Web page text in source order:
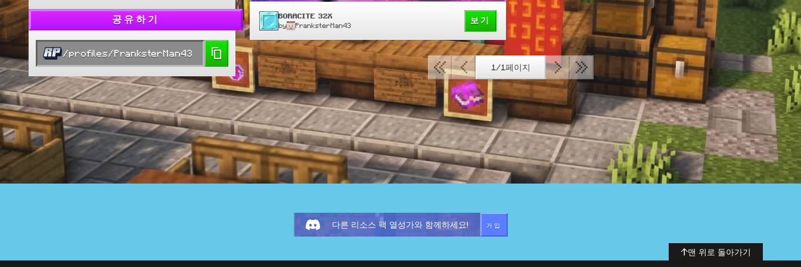
공유하기
/profiles/PranksterMan43
BORACITE 32X
by PranksterMan43
보기
1/1페이지
다른 리소스 팩 열성가와 함께하세요! 가입
맨 위로 돌아가기